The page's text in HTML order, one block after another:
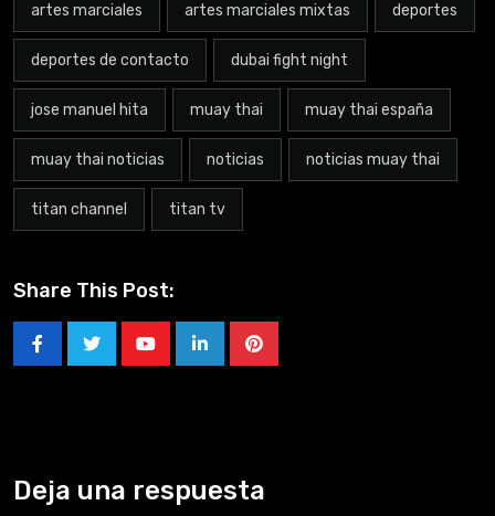
artes marciales artes marciales mixtas deportes
deportes de contacto dubai fight night
jose manuel hita muay thai muay thai españa
muay thai noticias noticias noticias muay thai
titan channel titan tv
Share This Post:
Deja una respuesta